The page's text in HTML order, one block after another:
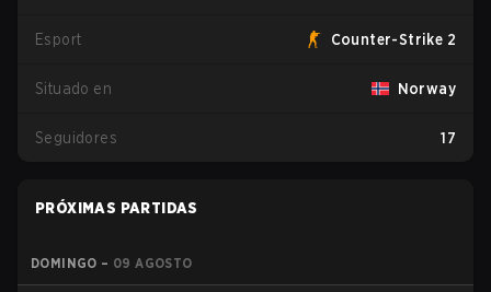
Esport Counter-Strike 2
Situado en Norway
Seguidores 17
PRÓXIMAS PARTIDAS
DOMINGO – 09 AGOSTO